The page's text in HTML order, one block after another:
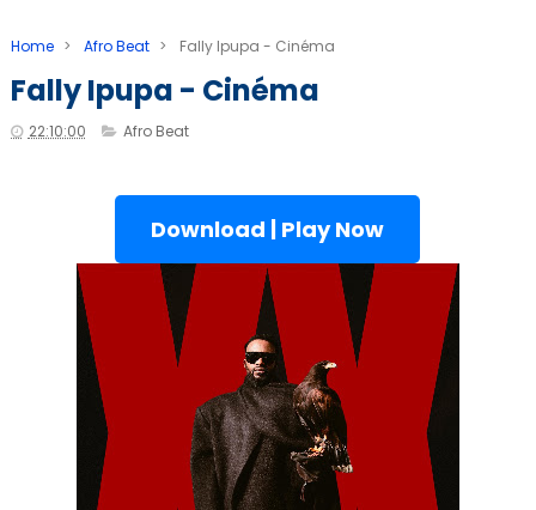
Home > Afro Beat > Fally Ipupa - Cinéma
Fally Ipupa - Cinéma
22:10:00 Afro Beat
Download | Play Now